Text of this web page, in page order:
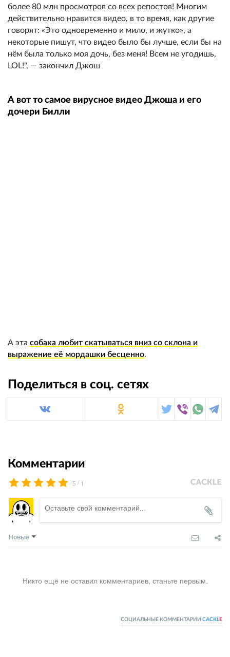
более 80 млн просмотров со всех репостов! Многим
действительно нравится видео, в то время, как другие
говорят: «Это одновременно и мило, и жутко», а
некоторые пишут, что видео было бы лучше, если бы на
нём была только моя дочь, без меня! Всем не угодишь,
LOL!", — закончил Джош
А вот то самое вирусное видео Джоша и его
дочери Билли
А эта собака любит скатываться вниз со склона и
выражение её мордашки бесценно.
Поделиться в соц. сетях
Комментарии
5 / 1
Новые
Никто ещё не оставил комментариев, станьте первым.
СОЦИАЛЬНЫЕ КОММЕНТАРИИ CACKL E